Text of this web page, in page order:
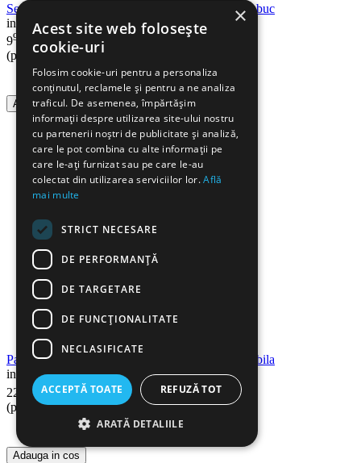
Servetele umede pentru mobila EXPERTTO, 40 buc
in stoc
990 Lei
(pret cu TVA inclus)
Adauga in cos
Pamatuf pentru praf din chenille cu coada extensibila
in stoc
22
Lei
(pret cu TVA inclus)
Adauga in cos
×
Acest site web folosește
cookie-uri
Folosim cookie-uri pentru a personaliza
conținutul, reclamele și pentru a ne analiza
traficul. De asemenea, împărtășim
informații despre utilizarea site-ului nostru
cu partenerii noștri de publicitate și analiză,
care le pot combina cu alte informații pe
care le-ați furnizat sau pe care le-au
colectat din utilizarea serviciilor lor.Află
mai multe
STRICT NECESARE
DE PERFORMANȚĂ
DE TARGETARE
DE FUNCŢIONALITATE
NECLASIFICATE
ACCEPTĂ TOATE REFUZĂ TOT
ARATĂ DETALIILE